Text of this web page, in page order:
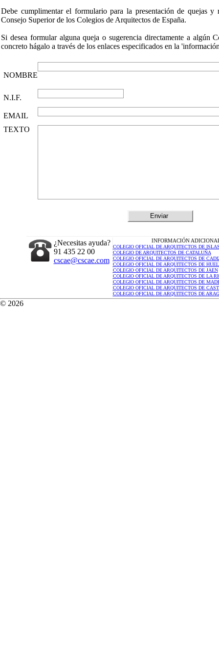
Debe cumplimentar el formulario para la presentación de quejas y
Consejo Superior de los Colegios de Arquitectos de España.
Si desea formular alguna queja o sugerencia directamente a algún
concreto hágalo a través de los enlaces especificados en la
NOMBRE
N.I.F.
EMAIL
TEXTO
Enviar
¿Necesitas ayuda?
91 435 22 00
cscae@cscae.com
INFORMACIÓN
COLEGIO OFICIAL DE ARQUITECTOS DE
COLEGIO DE ARQUITECTOS DE CATALUÑA
COLEGIO OFICIAL DE ARQUITECTOS DE
COLEGIO OFICIAL DE ARQUITECTOS DE
COLEGIO OFICIAL DE ARQUITECTOS DE JAEN
COLEGIO OFICIAL DE ARQUITECTOS DE LA
COLEGIO OFICIAL DE ARQUITECTOS DE
COLEGIO OFICIAL DE ARQUITECTOS DE
COLEGIO OFICIAL DE ARQUITECTOS DE
© 2026